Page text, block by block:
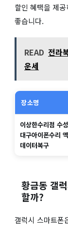
할인 혜택을 제
좋습니다.
READ 전라
운세
장소명
이상한수리점 수
대구아이폰수리
데이터복구
황금동 갤
할까?
갤럭시 스마트폰